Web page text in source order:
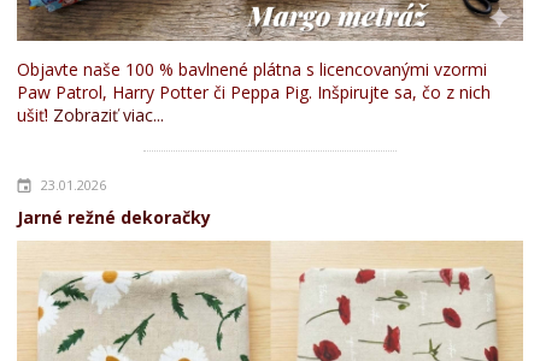
Objavte naše 100 % bavlnené plátna s licencovanými vzormi
Paw Patrol, Harry Potter či Peppa Pig. Inšpirujte sa, čo z nich
ušiť! Zobraziť viac...
23.01.2026
Jarné režné dekoračky